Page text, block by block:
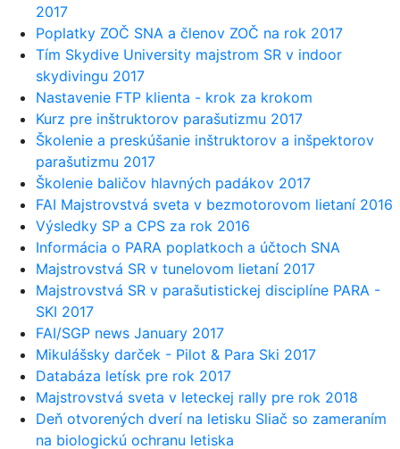
2017
Poplatky ZOČ SNA a členov ZOČ na rok 2017
Tím Skydive University majstrom SR v indoor
skydivingu 2017
Nastavenie FTP klienta - krok za krokom
Kurz pre inštruktorov parašutizmu 2017
Školenie a preskúšanie inštruktorov a inšpektorov
parašutizmu 2017
Školenie baličov hlavných padákov 2017
FAI Majstrovstvá sveta v bezmotorovom lietaní 2016
Výsledky SP a CPS za rok 2016
Informácia o PARA poplatkoch a účtoch SNA
Majstrovstvá SR v tunelovom lietaní 2017
Majstrovstvá SR v parašutistickej disciplíne PARA -
SKI 2017
FAI/SGP news January 2017
Mikulášsky darček - Pilot & Para Ski 2017
Databáza letísk pre rok 2017
Majstrovstvá sveta v leteckej rally pre rok 2018
Deň otvorených dverí na letisku Sliač so zameraním
na biologickú ochranu letiska